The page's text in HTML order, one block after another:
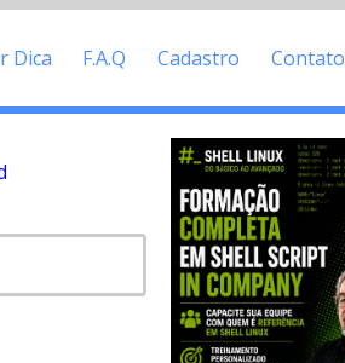
Dica F.A.Q Cadastro Contato